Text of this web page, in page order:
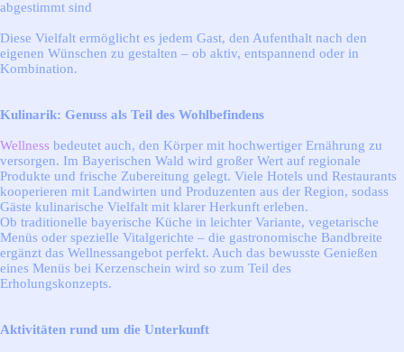
abgestimmt sind
Diese Vielfalt ermöglicht es jedem Gast, den Aufenthalt nach den
eigenen Wünschen zu gestalten – ob aktiv, entspannend oder in
Kombination.
Kulinarik: Genuss als Teil des Wohlbefindens
Wellness bedeutet auch, den Körper mit hochwertiger Ernährung zu
versorgen. Im Bayerischen Wald wird großer Wert auf regionale
Produkte und frische Zubereitung gelegt. Viele Hotels und Restaurants
kooperieren mit Landwirten und Produzenten aus der Region, sodass
Gäste kulinarische Vielfalt mit klarer Herkunft erleben.
Ob traditionelle bayerische Küche in leichter Variante, vegetarische
Menüs oder spezielle Vitalgerichte – die gastronomische Bandbreite
ergänzt das Wellnessangebot perfekt. Auch das bewusste Genießen
eines Menüs bei Kerzenschein wird so zum Teil des
Erholungskonzepts.
Aktivitäten rund um die Unterkunft